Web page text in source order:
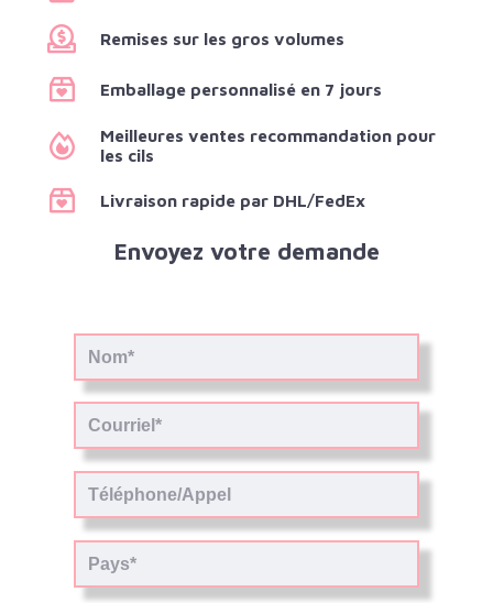
Remises sur les gros volumes
Emballage personnalisé en 7 jours
Meilleures ventes recommandation pour
les cils
Livraison rapide par DHL/FedEx
Envoyez votre demande